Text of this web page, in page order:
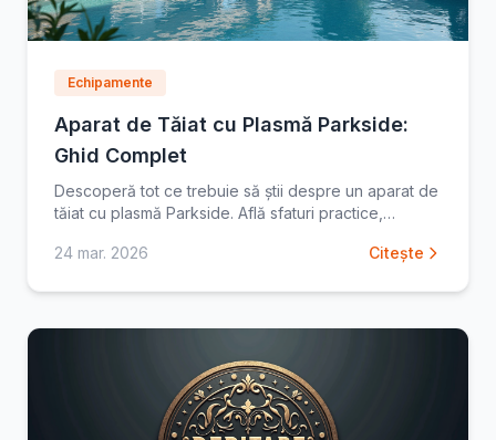
Echipamente
Aparat de Tăiat cu Plasmă Parkside:
Ghid Complet
Descoperă tot ce trebuie să știi despre un aparat de
tăiat cu plasmă Parkside. Află sfaturi practice,
mai
24 mar. 2026 Citește